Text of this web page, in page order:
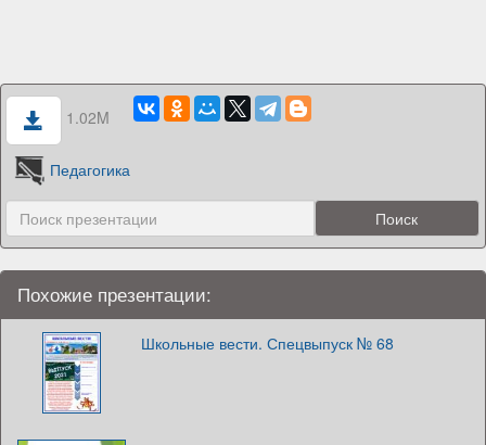
1.02M
Педагогика
Похожие презентации:
Школьные вести. Спецвыпуск № 68